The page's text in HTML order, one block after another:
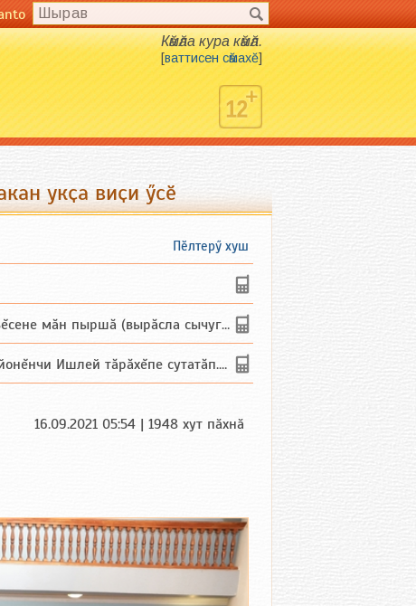
Кӑмӑла кура кӑмӑл.
[ваттисен сӑмахӗ]
укҫа виҫи ӳсӗ
Пӗлтерӳ хуш
мăн пыршă (вырăсла сычуг) ...
Ишлей тăрăхĕпе сутатăп. Ха...
16.09.2021 05:54 | 1948 хут пӑхнӑ